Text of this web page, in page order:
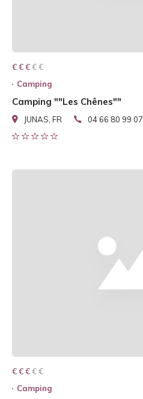
€ € € € €
€ € €
Camping
Camping ""Les Chênes""
JUNAS, FR 04 66 80 99 07
€ € € € €
€ € €
Camping